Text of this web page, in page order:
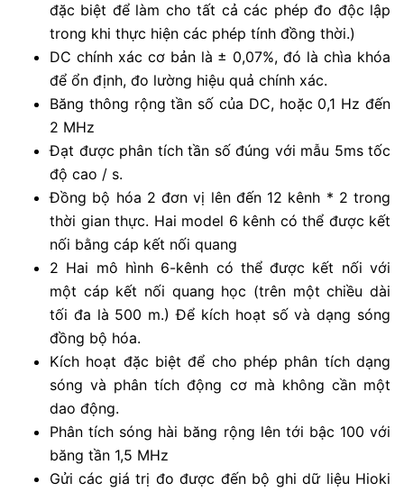
đặc biệt để làm cho tất cả các phép đo độc lập
trong khi thực hiện các phép tính đồng thời.)
DC chính xác cơ bản là ± 0,07%, đó là chìa khóa
để ổn định, đo lường hiệu quả chính xác.
Băng thông rộng tần số của DC, hoặc 0,1 Hz đến
2 MHz
Đạt được phân tích tần số đúng với mẫu 5ms tốc
độ cao / s.
Đồng bộ hóa 2 đơn vị lên đến 12 kênh * 2 trong
thời gian thực. Hai model 6 kênh có thể được kết
nối bằng cáp kết nối quang
2 Hai mô hình 6-kênh có thể được kết nối với
một cáp kết nối quang học (trên một chiều dài
tối đa là 500 m.) Để kích hoạt số và dạng sóng
đồng bộ hóa.
Kích hoạt đặc biệt để cho phép phân tích dạng
sóng và phân tích động cơ mà không cần một
dao động.
Phân tích sóng hài băng rộng lên tới bậc 100 với
băng tần 1,5 MHz
Gửi các giá trị đo được đến bộ ghi dữ liệu Hioki